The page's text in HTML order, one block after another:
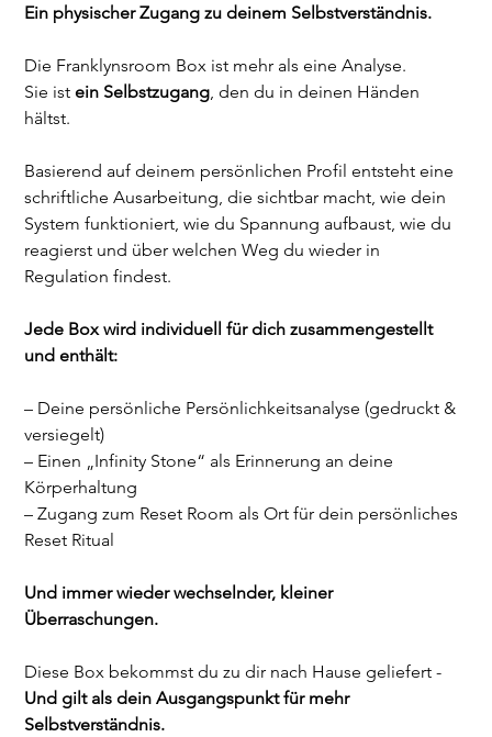
Ein physischer Zugang zu deinem Selbstverständnis.
Die Franklynsroom Box ist mehr als eine Analyse.
Sie ist ein Selbstzugang, den du in deinen Händen
hältst.
Basierend auf deinem persönlichen Profil entsteht eine
schriftliche Ausarbeitung, die sichtbar macht, wie dein
System funktioniert, wie du Spannung aufbaust, wie du
reagierst und über welchen Weg du wieder in
Regulation findest.
Jede Box wird individuell für dich zusammengestellt
und enthält:
– Deine persönliche Persönlichkeitsanalyse (gedruckt &
versiegelt)
– Einen „Infinity Stone“ als Erinnerung an deine
Körperhaltung
– Zugang zum Reset Room als Ort für dein persönliches
Reset Ritual
Und immer wieder wechselnder, kleiner
Überraschungen.
Diese Box bekommst du zu dir nach Hause geliefert -
Und gilt als dein Ausgangspunkt für mehr
Selbstverständnis.